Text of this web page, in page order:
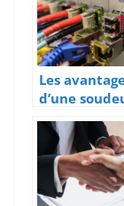
Les
d’une
fibre